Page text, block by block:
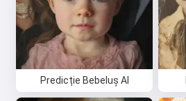
Predicție Bebeluș AI